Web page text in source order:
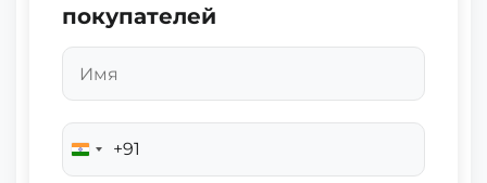
покупателей
India
+91
+91